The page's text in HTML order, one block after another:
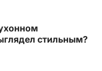
стильным?